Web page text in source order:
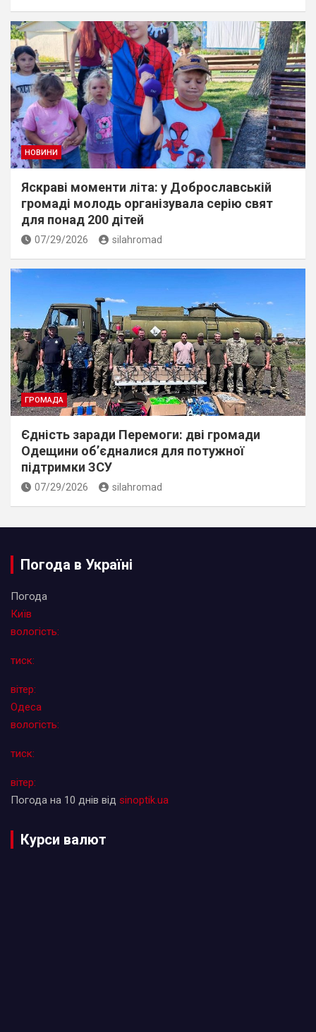
НОВИНИ
Яскраві моменти літа: у Доброславській
громаді молодь організувала серію свят
для понад 200 дітей
07/29/2026 silahromad
ГРОМАДА
Єдність заради Перемоги: дві громади
Одещини об’єдналися для потужної
підтримки ЗСУ
07/29/2026 silahromad
Погода в Україні
Погода
Київ
вологість:
тиск:
вітер:
Одеса
вологість:
тиск:
вітер:
Погода на 10 днів від sinoptik.ua
Курси валют